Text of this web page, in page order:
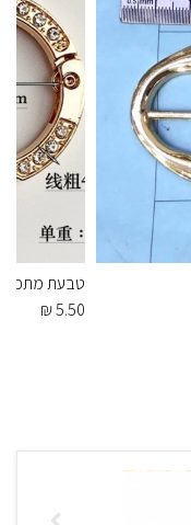
טבעת מתכת
5.50 ₪